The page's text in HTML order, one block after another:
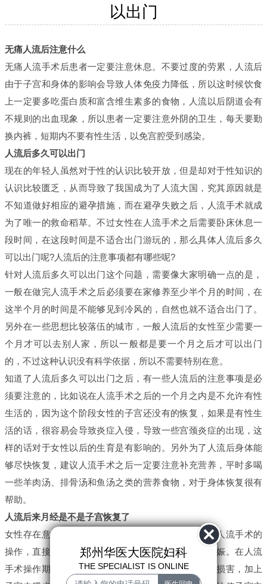
以出门
无痛人流后注意什么
无痛人流手术后患者一定要注意休息。不要过度的劳累，人流后
由于子宫和身体的影响会导致人体免疫力降低，所以这时候饮食
上一定要多吃蛋白质和富含维生素多的食物，人流以后阴道会有
不规则的出血现象，所以患者一定要注意外阴的卫生，每天要勤
换内裤，短期内不要有性生活，以免宫腔受到感染。
人流后多久可以出门
现在的年轻人虽然对于性的认识比较开放，但是却对于性知识的
认识比较匮乏，从而导致了我国成为了人流大国，究其原因就是
不知道做好相应的避孕措施，而在避孕失败之后，人流手术就成
为了唯一的救命稻草。不过女性在人流手术之后需要卧床休息一
段时间，在这段时间是不适合出门游玩的，那么具体人流后多久
可以出门呢?人流后的注意事项都有哪些呢?
针对人流后多久可以出门这个问题，需要像大家明确一点的是，
一般在做完人流手术之后必须要在家修养至少半个月的时间，在
这半个月的时间是不能够见到冷风的，自然也就不适合出门了。
另外在一些思想比较落伍的城市，一般人流后的女性至少需要一
个月才可以去别人家，所以一般都是要一个月之后才可以出门
的，不过这种认识没有科学依据，所以不需要特别在意。
知道了人流后多久可以出门之后，有一些人流后的注意事项是必
须要注意的，比如说在人流手术之后的一个月之内是不允许有性
生活的，因为这个阶段女性的子宫还没有的恢复，如果是有性生
活的话，很容易会导致炎症入侵，导致一些宫颈炎症的出现，这
样的话对于女性以后的生育是有影响的。另外为了人流后身体能
够尽快恢复，建议人流手术之后一定要注意补充营养，平时多喝
一些羊肉汤、排骨汤和鱼汤之类的营养食物，对于身体恢复很有
帮助。
人流后来月经是不是子宫恢复了
女性存在意外怀孕或是胎停育等情况时，必须要通过人流手术的
操作，直接对宫腔内部的胚胎组织有效取出而终止妊娠。在人流
手术操作期间，由于子宫部位肯定会受到不同程度的损害，加上
郑州华医大医院妇科
THE SPECIALIST IS ONLINE